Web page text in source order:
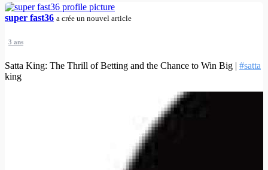
super fast36 a crée un nouvel article
3 ans
Satta King: The Thrill of Betting and the Chance to Win Big | #satta
king